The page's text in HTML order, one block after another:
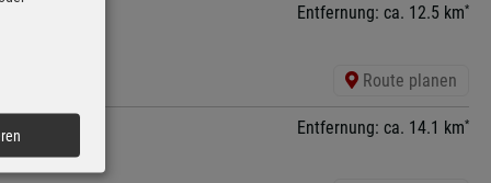
Entfernung: ca. 12.5 km*
Route planen
Entfernung: ca. 14.1 km*